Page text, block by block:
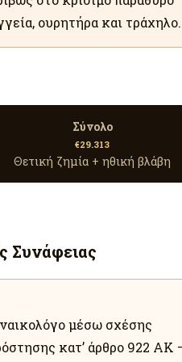
ουρητήρα και τράχηλο.
Σύνολο
€29.313
Θετική ζημία + ηθική βλάβη
Συνάφειας
μέσω σχέσης
κατ’ άρθρο 922 ΑΚ